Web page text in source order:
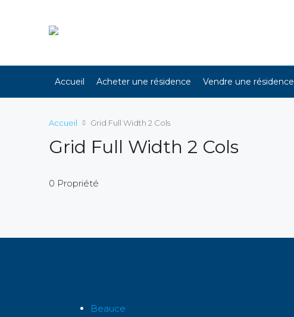
Accueil Acheter une résidence Vendre une résidence
Accueil Grid Full Width 2 Cols
Grid Full Width 2 Cols
0 Propriété
Beauce